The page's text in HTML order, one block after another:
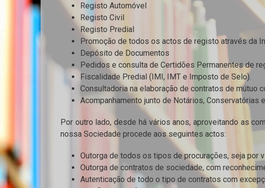
Registo Automóvel
Registo Civil
Registo Predial
Promoção de todos os actos de registo através da
Depósito de Documentos
Pedidos e consulta de Certidões Permanentes de
Fiscalidade Predial (IMI, IMT e Imposto de Selo).
Consultadoria na elaboração de contratos de mútuo
Acompanhamento junto de Notários, Conservatórias
Por outro lado, desde há vários anos, aproveitando as
nossa Sociedade procede aos seguintes actos:
Outorga de todos os tipos de procurações, seja por
Outorga de contratos de sociedade, com
Autenticação de todo o tipo de contratos com